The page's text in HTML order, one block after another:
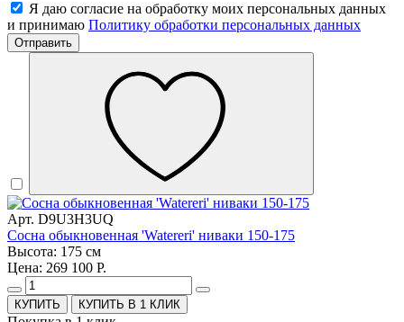
Я даю согласие на обработку моих персональных данных
и принимаю Политику обработки персональных данных
Отправить
Арт. D9U3H3UQ
Сосна обыкновенная 'Watereri' ниваки 150-175
Высота: 175 см
Цена: 269 100 Р.
КУПИТЬ В 1 КЛИК